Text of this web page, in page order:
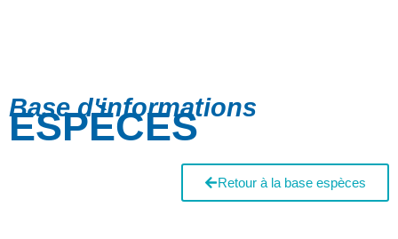
Base d'informations
ESPÈCES
Retour à la base espèces